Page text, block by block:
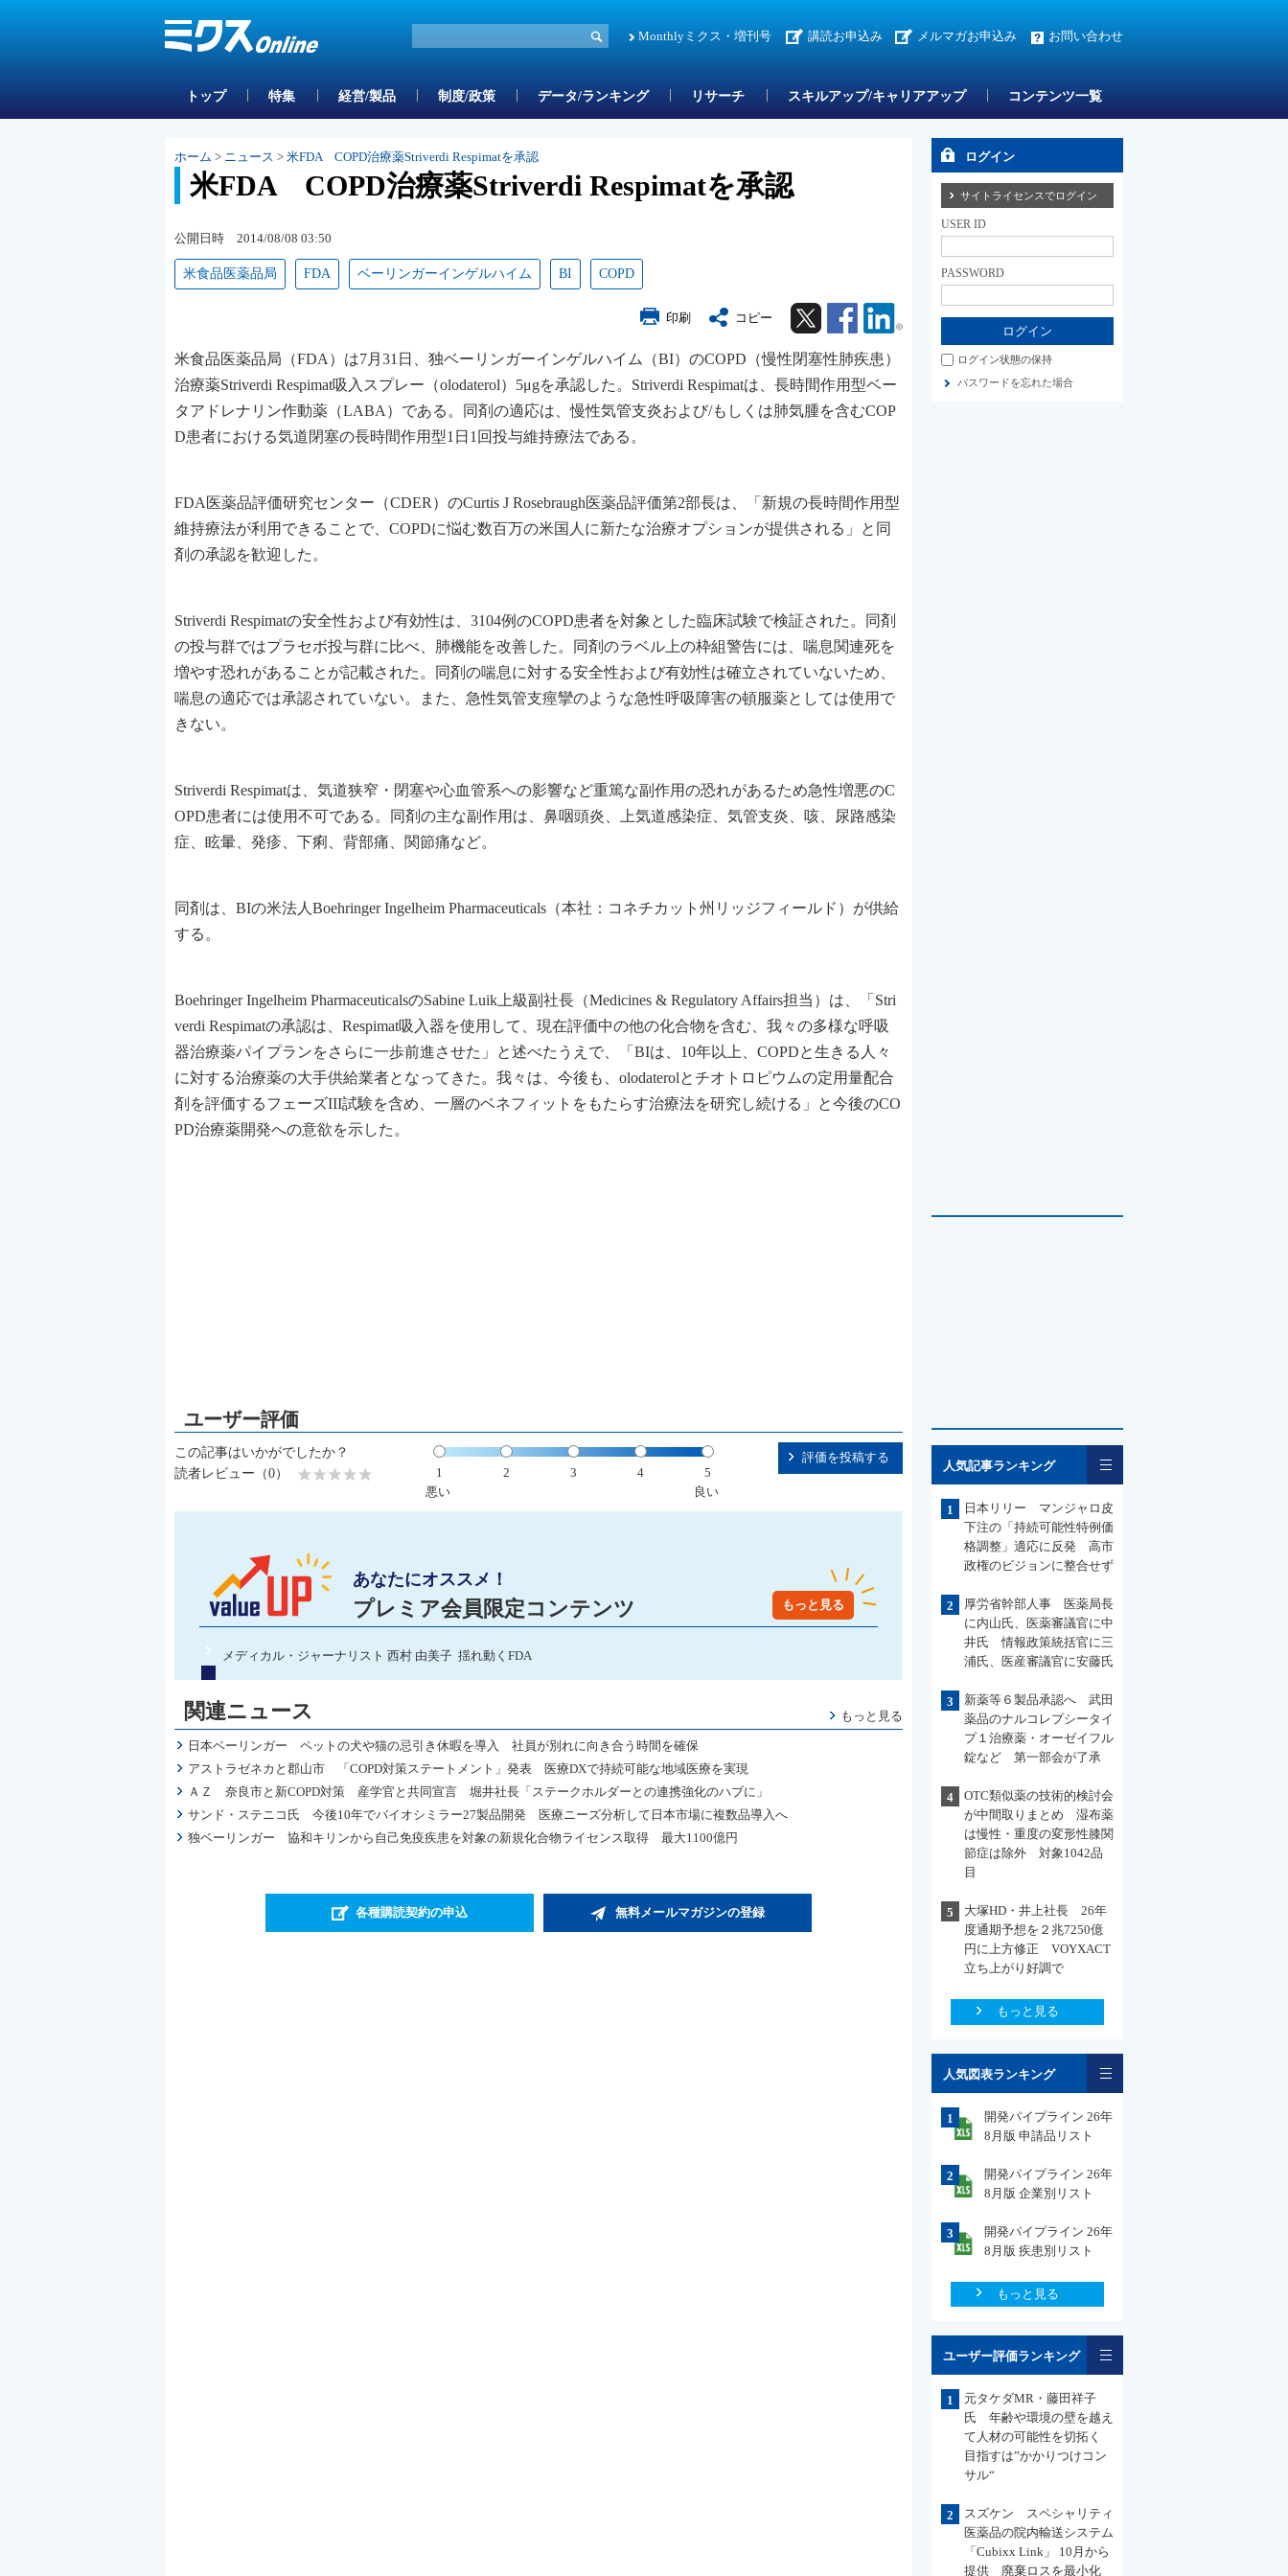
Monthlyミクス・増刊号 講読お申込み メルマガお申込み お問い合わせ
トップ 特集 経営/製品 制度/政策 データ/ランキング リサーチ スキルアップ/キャリアアップ コンテンツ一覧
ホーム > ニュース > 米FDA COPD治療薬Striverdi Respimatを承認
米FDA COPD治療薬Striverdi Respimatを承認
公開日時 2014/08/08 03:50
米食品医薬品局 FDA ベーリンガーインゲルハイム BI COPD
印刷 コピー Twitter Facebook
米食品医薬品局（FDA）は7月31日、独ベーリンガーインゲルハイム（BI）のCOPD（慢性閉塞性肺疾患）
治療薬Striverdi Respimat吸入スプレー（olodaterol）5μgを承認した。Striverdi Respimatは、長時間作用型ベー
タアドレナリン作動薬（LABA）である。同剤の適応は、慢性気管支炎および/もしくは肺気腫を含むCOP
D患者における気道閉塞の長時間作用型1日1回投与維持療法である。
FDA医薬品評価研究センター（CDER）のCurtis J Rosebraugh医薬品評価第2部長は、「新規の長時間作用型
維持療法が利用できることで、COPDに悩む数百万の米国人に新たな治療オプションが提供される」と同
剤の承認を歓迎した。
Striverdi Respimatの安全性および有効性は、3104例のCOPD患者を対象とした臨床試験で検証された。同剤
の投与群ではプラセボ投与群に比べ、肺機能を改善した。同剤のラベル上の枠組警告には、喘息関連死を
増やす恐れがあることが記載された。同剤の喘息に対する安全性および有効性は確立されていないため、
喘息の適応では承認されていない。また、急性気管支痙攣のような急性呼吸障害の頓服薬としては使用で
きない。
Striverdi Respimatは、気道狭窄・閉塞や心血管系への影響など重篤な副作用の恐れがあるため急性増悪のC
OPD患者には使用不可である。同剤の主な副作用は、鼻咽頭炎、上気道感染症、気管支炎、咳、尿路感染
症、眩暈、発疹、下痢、背部痛、関節痛など。
同剤は、BIの米法人Boehringer Ingelheim Pharmaceuticals（本社：コネチカット州リッジフィールド）が供給
する。
Boehringer Ingelheim PharmaceuticalsのSabine Luik上級副社長（Medicines & Regulatory Affairs担当）は、「Stri
verdi Respimatの承認は、Respimat吸入器を使用して、現在評価中の他の化合物を含む、我々の多様な呼吸
器治療薬パイプランをさらに一歩前進させた」と述べたうえで、「BIは、10年以上、COPDと生きる人々
に対する治療薬の大手供給業者となってきた。我々は、今後も、olodaterolとチオトロピウムの定用量配合
剤を評価するフェーズIII試験を含め、一層のベネフィットをもたらす治療法を研究し続ける」と今後のCO
PD治療薬開発への意欲を示した。
この記事はいかがでしたか？
読者レビュー（0）
1 2 3 4
5
悪い
良い
評価を投稿する
あなたにオススメ！
プレミア会員限定コンテンツ もっと見る
メディカル・ジャーナリスト 西村 由美子 揺れ動くFDA
関連ニュース もっと見る
日本ベーリンガー ペットの犬や猫の忌引き休暇を導入 社員が別れに向き合う時間を確保
アストラゼネカと郡山市 「COPD対策ステートメント」発表 医療DXで持続可能な地域医療を実現
ＡＺ 奈良市と新COPD対策 産学官と共同宣言 堀井社長「ステークホルダーとの連携強化のハブに」
サンド・ステニコ氏 今後10年でバイオシミラー27製品開発 医療ニーズ分析して日本市場に複数品導入へ
独ベーリンガー 協和キリンから自己免疫疾患を対象の新規化合物ライセンス取得 最大1100億円
各種購読契約の申込 無料メールマガジンの登録
ログイン
サイトライセンスでログイン
USER ID
PASSWORD
ログイン状態の保持
パスワードを忘れた場合
人気記事ランキング
1
日本リリー マンジャロ皮
下注の「持続可能性特例価
格調整」適応に反発 高市
政権のビジョンに整合せず
2
厚労省幹部人事 医薬局長
に内山氏、医薬審議官に中
井氏 情報政策統括官に三
浦氏、医産審議官に安藤氏
3
新薬等６製品承認へ 武田
薬品のナルコレプシータイ
プ１治療薬・オーゼイフル
錠など 第一部会が了承
4
OTC類似薬の技術的検討会
が中間取りまとめ 湿布薬
は慢性・重度の変形性膝関
節症は除外 対象1042品
目
5
大塚HD・井上社長 26年
度通期予想を２兆7250億
円に上方修正 VOYXACT
立ち上がり好調で
もっと見る
人気図表ランキング
1
開発パイプライン 26年
8月版 申請品リスト
2
開発パイプライン 26年
8月版 企業別リスト
3
開発パイプライン 26年
8月版 疾患別リスト
もっと見る
ユーザー評価ランキング
1
元タケダMR・藤田祥子
氏 年齢や環境の壁を越え
て人材の可能性を切拓く
目指すは”かかりつけコン
サル“
2
スズケン スペシャリティ
医薬品の院内輸送システム
「Cubixx Link」 10月から
提供 廃棄ロスを最小化